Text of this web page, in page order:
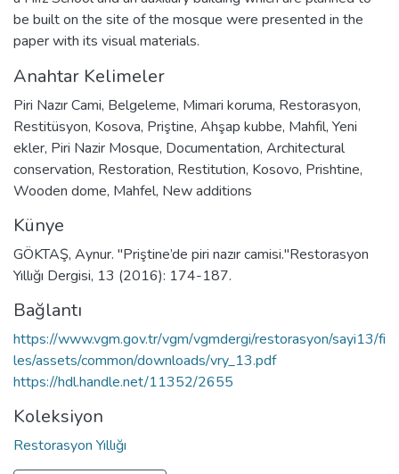
be built on the site of the mosque were presented in the
paper with its visual materials.
Anahtar Kelimeler
Piri Nazır Cami, Belgeleme, Mimari koruma, Restorasyon,
Restitüsyon, Kosova, Priştine, Ahşap kubbe, Mahfil, Yeni
ekler, Piri Nazir Mosque, Documentation, Architectural
conservation, Restoration, Restitution, Kosovo, Prishtine,
Wooden dome, Mahfel, New additions
Künye
GÖKTAŞ, Aynur. "Priştine’de piri nazır camisi."Restorasyon
Yıllığı Dergisi, 13 (2016): 174-187.
Bağlantı
https://www.vgm.gov.tr/vgm/vgmdergi/restorasyon/sayi13/fi
les/assets/common/downloads/vry_13.pdf
https://hdl.handle.net/11352/2655
Koleksiyon
Restorasyon Yıllığı